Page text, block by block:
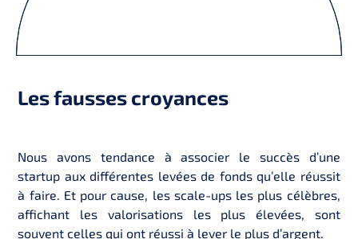
Les fausses croyances
Nous avons tendance à associer le succès d’une
startup aux différentes levées de fonds qu’elle réussit
à faire. Et pour cause, les scale-ups les plus célèbres,
affichant les valorisations les plus élevées, sont
souvent celles qui ont réussi à lever le plus d’argent.